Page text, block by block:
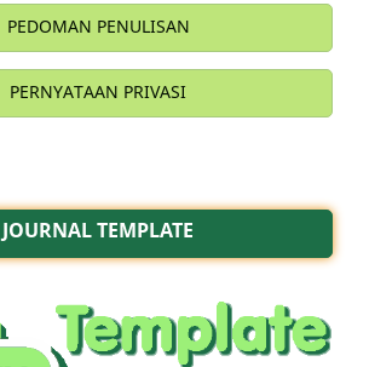
PEDOMAN PENULISAN
PERNYATAAN PRIVASI
JOURNAL TEMPLATE